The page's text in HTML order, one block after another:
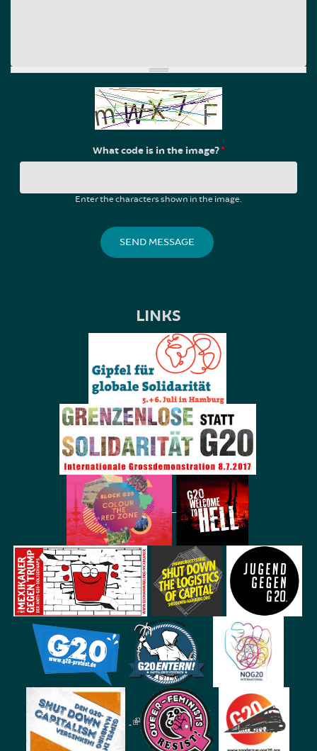
What code is in the image?*
Enter the characters shown in the image.
LINKS